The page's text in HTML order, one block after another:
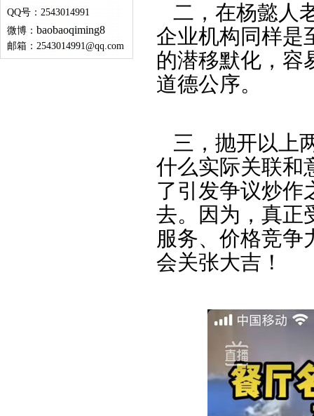
QQ号 ： 2543014991
微博： baobaoqiming8
邮箱： 2543014991@qq.com
二，在杨懿人
企业机构同样是
的潜移默化，容
道德公序。
三，抛开以上
什么实际关联和
了引发争议炒作
去。因为，真正
服务、价格竞争
会关张大吉！